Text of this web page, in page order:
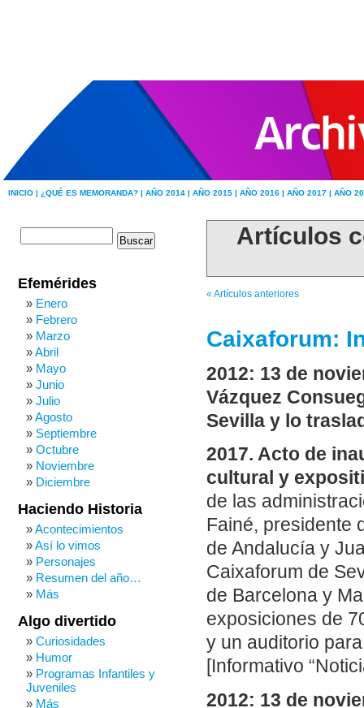
INICIO | ¿QUÉ ES MEMORANDA? | AÑO 2014 | AÑO 2015 | AÑO 2016 | AÑO 2017 | AÑO
Artículos
« Artículos anteriores
Caixaforum:
2012: 13 de
Vázquez
Sevilla y lo
2017. Acto de
cultural y
de las
Fainé, presidente
de Andalucía y
Caixaforum de
de Barcelona y
exposiciones de
y un auditorio
[Informativo
2012: 13 de
Efemérides
Enero
Febrero
Marzo
Abril
Mayo
Junio
Julio
Agosto
Septiembre
Octubre
Noviembre
Diciembre
Haciendo Historia
Acontecimientos
Así lo vimos
Personajes
Resumen del año…
Más
Algo divertido
Curiosidades
Humor
Programas Infantiles y
Juveniles
Más